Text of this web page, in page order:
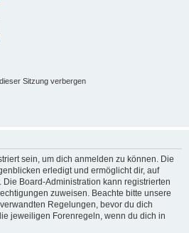
Sitzung verbergen
sein, um dich anmelden zu können. Die
erledigt und ermöglicht dir, auf
Board-Administration kann registrierten
zuweisen. Beachte bitte unsere
Regelungen, bevor du dich
jeweiligen Forenregeln, wenn du dich in